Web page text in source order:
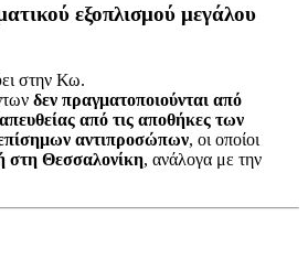
εξοπλισμού μεγάλου
στην Κω.
δεν πραγματοποιούνται από
απευθείας από τις αποθήκες των
αντιπροσώπων, οι οποίοι
στη Θεσσαλονίκη, ανάλογα με την